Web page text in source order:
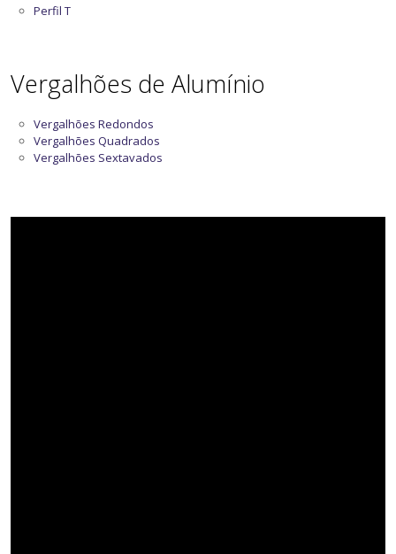
Perfil T
Vergalhões de Alumínio
Vergalhões Redondos
Vergalhões Quadrados
Vergalhões Sextavados